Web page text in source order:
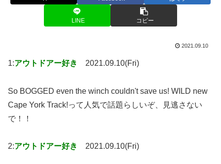
LINE コピー
2021.09.10
1:アウトドアー好き 2021.09.10(Fri)
So BOGGED even the winch couldn't save us! WILD new
Cape York Track!って人気で話題らしいぞ、見逃さない
で！！
2:アウトドアー好き 2021.09.10(Fri)